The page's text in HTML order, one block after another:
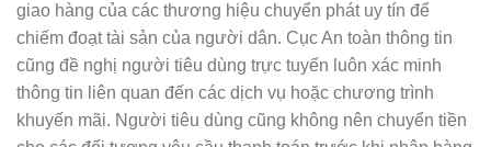
giao hàng của các thương hiệu chuyển phát uy tín để
chiếm đoạt tài sản của người dân. Cục An toàn thông tin
cũng đề nghị người tiêu dùng trực tuyến luôn xác minh
thông tin liên quan đến các dịch vụ hoặc chương trình
khuyến mãi. Người tiêu dùng cũng không nên chuyển tiền